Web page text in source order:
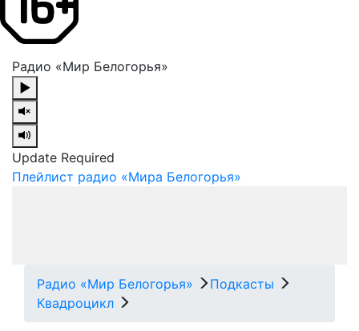
Радио «Мир Белогорья»
Update Required
Плейлист радио «Мира Белогорья»
Радио «Мир Белогорья»
Подкасты
Квадроцикл